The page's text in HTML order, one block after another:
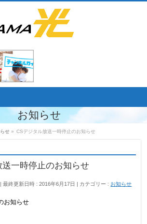
お知らせ
せ » CSデジタル放送一時停止のお知らせ
一時停止のお知らせ
最終更新日時 : 2016年6月17日 カテゴリー : お知らせ